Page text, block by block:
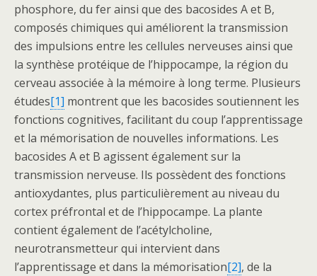
phosphore, du fer ainsi que des bacosides A et B,
composés chimiques qui améliorent la transmission
des impulsions entre les cellules nerveuses ainsi que
la synthèse protéique de l’hippocampe, la région du
cerveau associée à la mémoire à long terme. Plusieurs
études[1] montrent que les bacosides soutiennent les
fonctions cognitives, facilitant du coup l’apprentissage
et la mémorisation de nouvelles informations. Les
bacosides A et B agissent également sur la
transmission nerveuse. Ils possèdent des fonctions
antioxydantes, plus particulièrement au niveau du
cortex préfrontal et de l’hippocampe. La plante
contient également de l’acétylcholine,
neurotransmetteur qui intervient dans
l’apprentissage et dans la mémorisation[2], de la